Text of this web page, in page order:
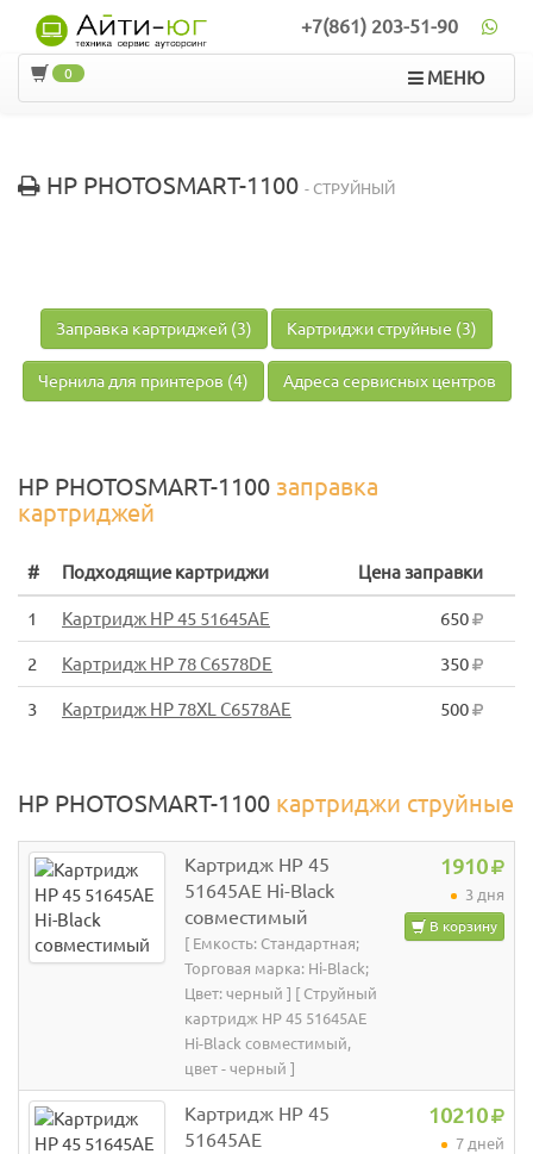
+7(861) 203-51-90
МЕНЮ
0
HP PHOTOSMART-1100 - СТРУЙНЫЙ
Заправка картриджей (3) Картриджи струйные (3)
Чернила для принтеров (4) Адреса сервисных центров
HP PHOTOSMART-1100 заправка
картриджей
# Подходящие картриджи Цена заправки
1 Картридж HP 45 51645AE 650
2 Картридж HP 78 C6578DE 350
3 Картридж HP 78XL C6578AE 500
HP PHOTOSMART-1100 картриджи струйные
Картридж HP 45
51645AE Hi-Black
совместимый
[ Емкость: Стандартная;
Торговая марка: Hi-Black;
Цвет: черный ] [ Струйный
картридж HP 45 51645AE
Hi-Black совместимый,
цвет - черный ]
1910
3 дня
В корзину
Картридж HP 45
51645AE
10210
7 дней